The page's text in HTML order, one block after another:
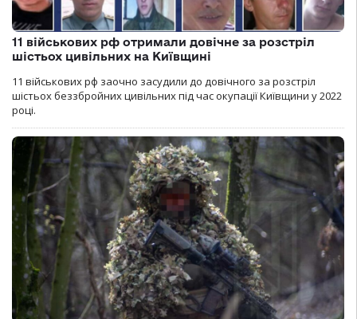
11 військових рф отримали довічне за розстріл
шістьох цивільних на Київщині
11 військових рф заочно засудили до довічного за розстріл
шістьох беззбройних цивільних під час окупації Київщини у 2022
році.